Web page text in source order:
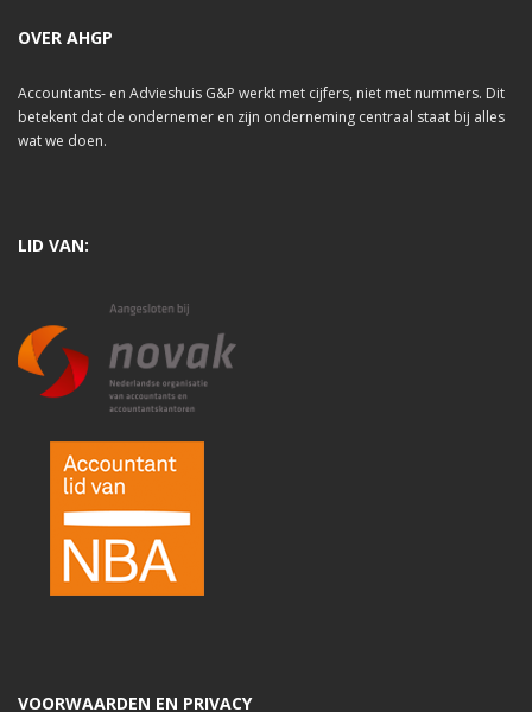
OVER AHGP
Accountants- en Advieshuis G&P werkt met cijfers, niet met nummers. Dit
betekent dat de ondernemer en zijn onderneming centraal staat bij alles
wat we doen.
LID VAN:
VOORWAARDEN EN PRIVACY